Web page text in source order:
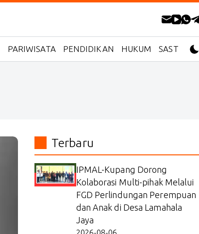
PARIWISATA PENDIDIKAN HUKUM SASTRA
Terbaru
IPMAL-Kupang Dorong
Kolaborasi Multi-pihak Melalui
FGD Perlindungan Perempuan
dan Anak di Desa Lamahala
Jaya